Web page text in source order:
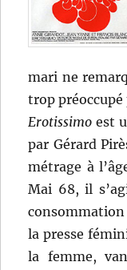
mari ne
trop
Erotissimo est
par Gérard
métrage à
Mai 68, il
la presse
la femme,